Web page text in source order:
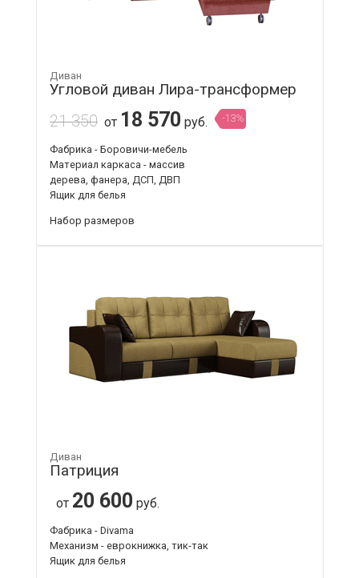
Диван
Угловой диван Лира-трансформер
21 350 от 18 570 руб. -13%
Фабрика - Боровичи-мебель
Материал каркаса - массив
дерева, фанера, ДСП, ДВП
Ящик для белья
Набор размеров
Диван
Патриция
от 20 600 руб.
Фабрика - Divama
Механизм - еврокнижка, тик-так
Ящик для белья